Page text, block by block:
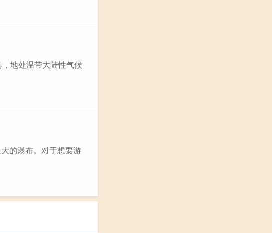
地处温带大陆性气候
的瀑布。对于想要游